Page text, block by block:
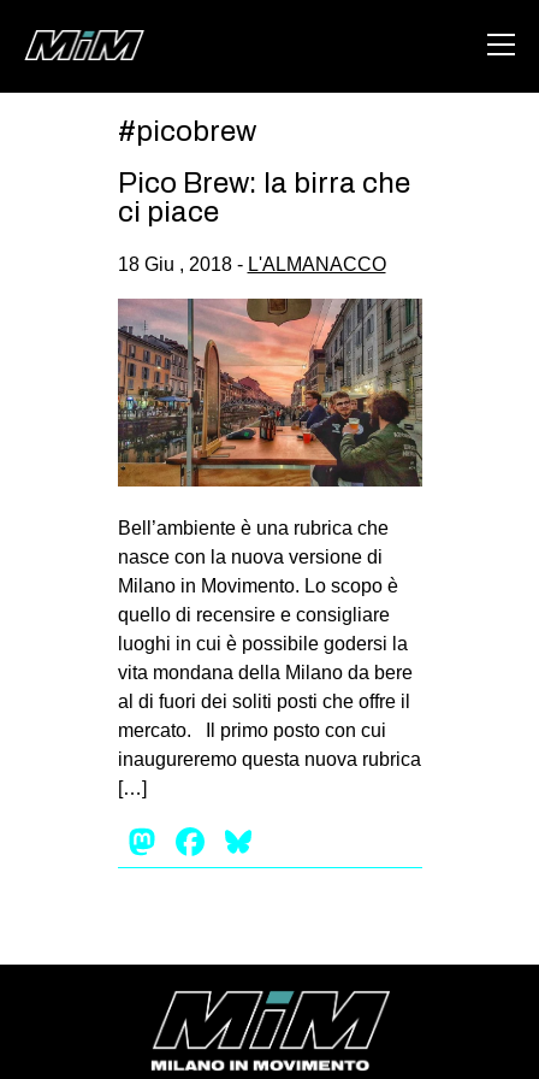
AREA
DEGENERAZIONE
GAZA FREESTYLE
CSOA LAMBRETTA
MSM
STUDENTI TSUNAMI
MILANO
MOBILITAZIONI
SPAZI
SPORT POPOLARE
MOVIMENTI
AMBIENTE
DIRITTO ALL’ABITARE
REPRESSIONE
STUDENTI
#picobrew
Pico Brew: la birra che
ci piace
18 Giu , 2018 - L'ALMANACCO
Bell’ambiente è una rubrica che
nasce con la nuova versione di
Milano in Movimento. Lo scopo è
quello di recensire e consigliare
luoghi in cui è possibile godersi la
vita mondana della Milano da bere
al di fuori dei soliti posti che offre il
mercato. Il primo posto con cui
inaugureremo questa nuova rubrica
[…]
Mastodon
Facebook